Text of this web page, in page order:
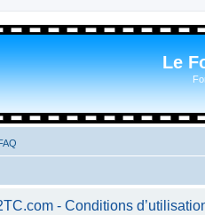
Le
- Conditions